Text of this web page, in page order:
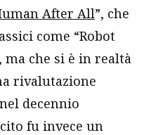
After All”, che
come “Robot
ma che si è in realtà
rivalutazione
decennio
fu invece un